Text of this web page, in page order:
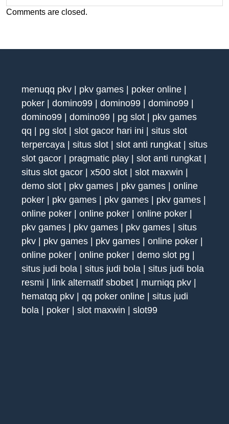
Comments are closed.
menuqq pkv pkv games poker online
poker
domino99 domino99 domino99
domino99
domino99 pg slot
pkv games
qq
pg slot slot gacor hari ini
situs slot
terpercaya
situs slot slot anti rungkat
situs
slot gacor
pragmatic play slot anti rungkat
situs slot gacor
x500 slot slot maxwin
demo slot
pkv games pkv games
online
poker
pkv games pkv games pkv games
online poker
online poker online poker
pkv games
pkv games pkv games
situs
pkv
pkv games pkv games online poker
online poker
online poker demo slot pg
situs judi bola
situs judi bola
situs judi bola
resmi
link alternatif sbobet murniqq pkv
hematqq pkv
qq poker online
situs judi
bola
poker slot maxwin slot99